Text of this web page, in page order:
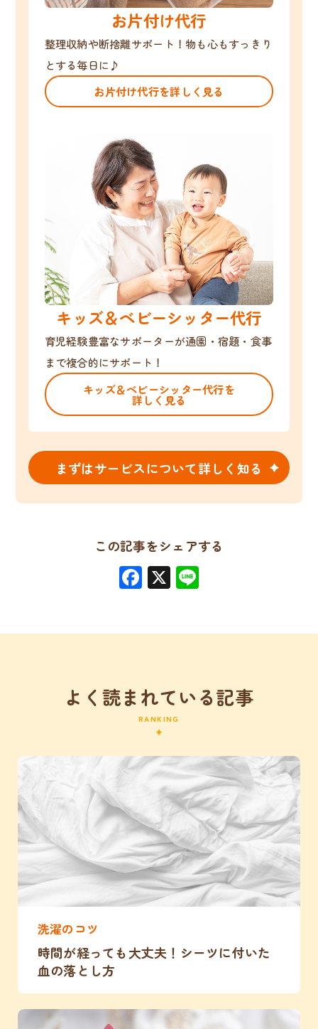
お片付け代行
整理収納や断捨離サポート！物も心もすっきり
とする毎日に♪
お片付け代行を詳しく見る
キッズ＆ベビーシッター代行
育児経験豊富なサポーターが通園・宿題・食事
まで複合的にサポート！
キッズ＆ベビーシッター代行を
詳しく見る
まずはサービスについて詳しく知る
この記事をシェアする
Facebook
X
よく読まれている記事
RANKING
洗濯のコツ
時間が経っても大丈夫！シーツに付いた
血の落とし方